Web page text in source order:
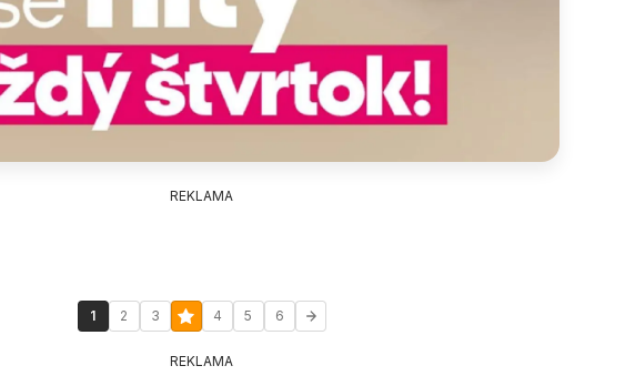
REKLAMA
1 2 3 4 5 6
REKLAMA